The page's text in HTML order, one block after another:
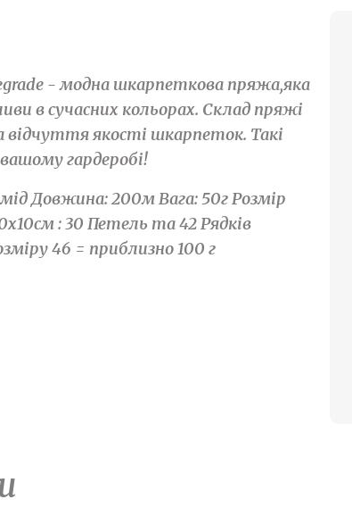
- модна шкарпеткова пряжа,яка
в сучасних кольорах. Склад пряжі
відчуття якості шкарпеток. Такі
гардеробі!
Довжина: 200м Вага: 50г Розмір
: 30 Петель та 42 Рядків
46 = приблизно 100 г